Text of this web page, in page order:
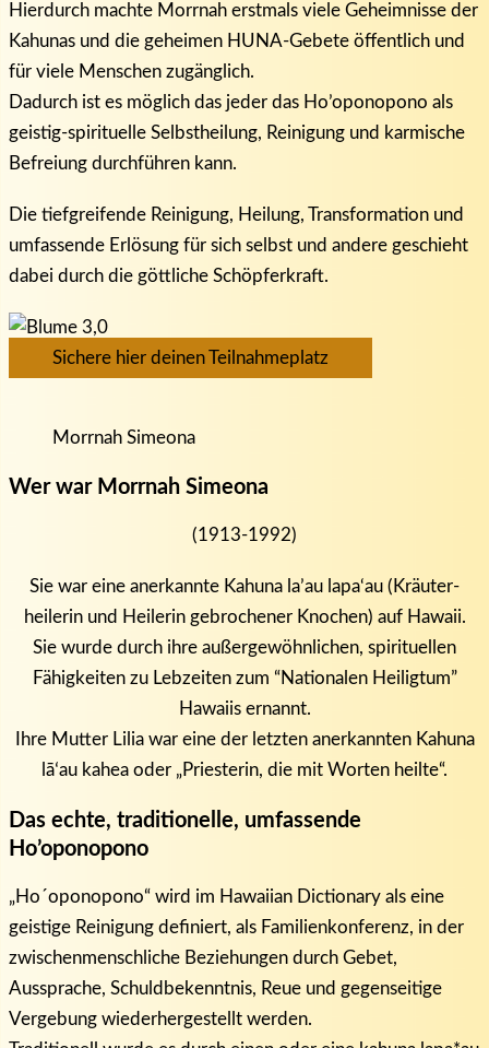
Hierdurch machte Morrnah erstmals viele Geheimnisse der
Kahunas und die geheimen HUNA-Gebete öffentlich und
für viele Menschen zugänglich.
Dadurch ist es möglich das jeder das Ho’oponopono als
geistig-spirituelle Selbstheilung, Reinigung und karmische
Befreiung durchführen kann.
Die tiefgreifende Reinigung, Heilung, Transformation und
umfassende Erlösung für sich selbst und andere geschieht
dabei durch die göttliche Schöpferkraft.
Sichere hier deinen Teilnahmeplatz
Morrnah Simeona
Wer war Morrnah Simeona
(1913-1992)
Sie war eine anerkannte Kahuna la’au lapa‘au (Kräuter-
heilerin und Heilerin gebrochener Knochen) auf Hawaii.
Sie wurde durch ihre außergewöhnlichen, spirituellen
Fähigkeiten zu Lebzeiten zum “Nationalen Heiligtum”
Hawaiis ernannt.
Ihre Mutter Lilia war eine der letzten anerkannten Kahuna
lāʻau kahea oder „Priesterin, die mit Worten heilte“.
Das echte, traditionelle, umfassende
Ho’oponopono
„Ho´oponopono“ wird im Hawaiian Dictionary als eine
geistige Reinigung definiert, als Familienkonferenz, in der
zwischenmenschliche Beziehungen durch Gebet,
Aussprache, Schuldbekenntnis, Reue und gegenseitige
Vergebung wiederhergestellt werden.